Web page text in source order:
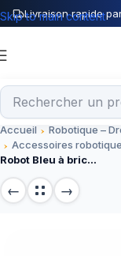
Livraison rapide
Skip to main content
Accueil Robotique –
Accessoires
Robot Bleu à bricolage à 4 roues